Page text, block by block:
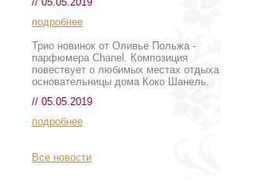
подробнее
Трио новинок от Оливье Польжа -
парфюмера Chanel. Композиция
повествует о любимых местах отдыха
основательницы дома Коко Шанель.
// 05.05.2019
подробнее
Все новости